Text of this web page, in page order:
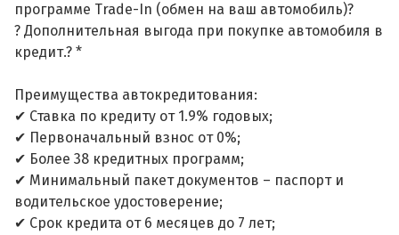
программе Trade-In (обмен на ваш автомобиль)?
? Дополнительная выгода при покупке автомобиля в
кредит.? *
Преимущества автокредитования:
✔ Ставка по кредиту от 1.9% годовых;
✔ Первоначальный взнос от 0%;
✔ Более 38 кредитных программ;
✔ Минимальный пакет документов – паспорт и
водительское удостоверение;
✔ Срок кредита от 6 месяцев до 7 лет;